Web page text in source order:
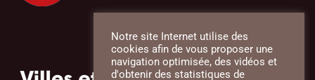
Notre site Internet utilise des
cookies afin de vous proposer une
navigation optimisée, des vidéos et
d'obtenir des statistiques de